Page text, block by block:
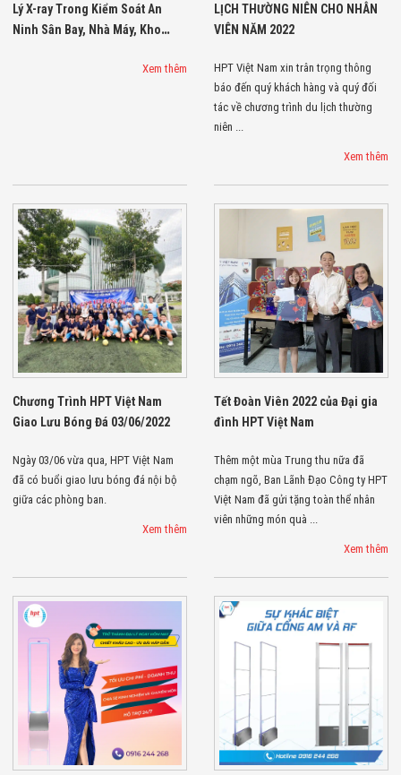
Đội
Dự Án Kho
Xưởng -
Logistics
Tin Tức
Tin Tuyển Dụng
Liên Hệ
Lý X-ray Trong Kiểm Soát An
Ninh Sân Bay, Nhà Máy, Kho
Xem thêm
LỊCH THƯỜNG NIÊN CHO NHÂN
VIÊN NĂM 2022
HPT Việt Nam xin trân trọng thông
báo đến quý khách hàng và quý đối
tác về chương trình du lịch thường
niên ...
Xem thêm
Chương Trình HPT Việt Nam
Giao Lưu Bóng Đá 03/06/2022
Ngày 03/06 vừa qua, HPT Việt Nam
đã có buổi giao lưu bóng đá nội bộ
giữa các phòng ban.
Xem thêm
Tết Đoàn Viên 2022 của Đại gia
đình HPT Việt Nam
Thêm một mùa Trung thu nữa đã
chạm ngõ, Ban Lãnh Đạo Công ty HPT
Việt Nam đã gửi tặng toàn thể nhân
viên những món quà ...
Xem thêm